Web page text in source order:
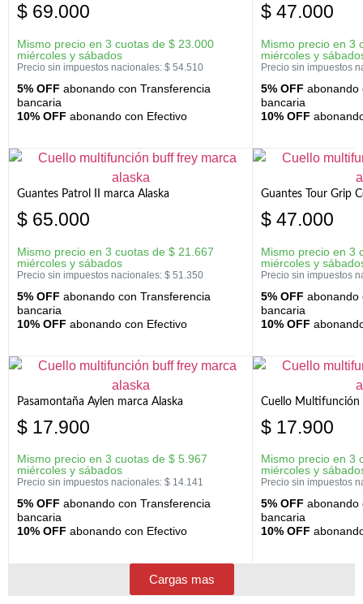
$ 69.000
Mismo precio en 3 cuotas de $ 23.000
miércoles y sábados
Precio sin impuestos nacionales: $ 54.510
5% OFF abonando con Transferencia
bancaria
10% OFF abonando con Efectivo
$ 47.000
Mismo precio en 3
miércoles y
Precio sin impuestos
5% OFF abonando
bancaria
10% OFF
Guantes Patrol II marca Alaska
$ 65.000
Mismo precio en 3 cuotas de $ 21.667
miércoles y sábados
Precio sin impuestos nacionales: $ 51.350
5% OFF abonando con Transferencia
bancaria
10% OFF abonando con Efectivo
Guantes Tour Grip
$ 47.000
Mismo precio en 3
miércoles y
Precio sin impuestos
5% OFF abonando
bancaria
10% OFF
Pasamontaña Aylen marca Alaska
$ 17.900
Mismo precio en 3 cuotas de $ 5.967
miércoles y sábados
Precio sin impuestos nacionales: $ 14.141
5% OFF abonando con Transferencia
bancaria
10% OFF abonando con Efectivo
Cuello Multifunción
$ 17.900
Mismo precio en 3
miércoles y
Precio sin impuestos
5% OFF abonando
bancaria
10% OFF
Cargas mas